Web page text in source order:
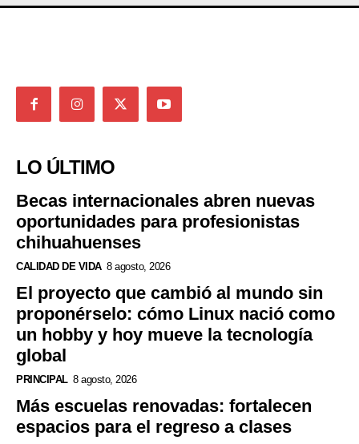
LO ÚLTIMO
Becas internacionales abren nuevas
oportunidades para profesionistas
chihuahuenses
CALIDAD DE VIDA 8 agosto, 2026
El proyecto que cambió al mundo sin
proponérselo: cómo Linux nació como
un hobby y hoy mueve la tecnología
global
PRINCIPAL 8 agosto, 2026
Más escuelas renovadas: fortalecen
espacios para el regreso a clases